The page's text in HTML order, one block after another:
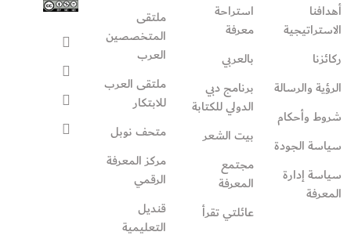
أهدافنا
الاستراتيجية
ركائزنا
الرؤية والرسالة
شروط وأحكام
سياسة الجودة
سياسة إدارة
المعرفة
استراحة
معرفة
بالعربي
برنامج دبي
الدولي للكتابة
بيت الشعر
مجتمع
المعرفة
عائلتي تقرأ‎
ملتقى
المتخصصين
العرب
ملتقى العرب
للابتكار
متحف نوبل
مركز المعرفة
الرقمي
قنديل
التعليمية